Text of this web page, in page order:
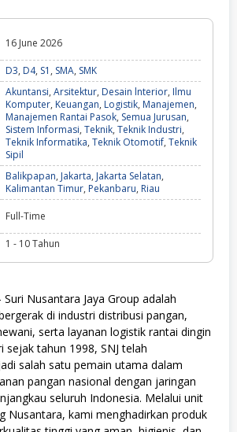
16 June 2026
D3, D4, S1 , SMA, SMK
Akuntansi, Arsitektur, Desain lnterior, Ilmu
Komputer, Keuangan, Logistik, Manajemen,
Manajemen Rantai Pasok, Semua Jurusan,
Sistem Informasi, Teknik, Teknik Industri,
Teknik Informatika, Teknik Otomotif, Teknik
Sipil
Balikpapan, Jakarta, Jakarta Selatan,
Kalimantan Timur, Pekanbaru, Riau
Full-Time
1 - 10 Tahun
Nusantara Jaya Group adalah
di industri distribusi pangan,
serta layanan logistik rantai dingin
sejak tahun 1998, SNJ telah
salah satu pemain utama dalam
pangan nasional dengan jaringan
seluruh Indonesia. Melalui unit
Nusantara, kami menghadirkan produk